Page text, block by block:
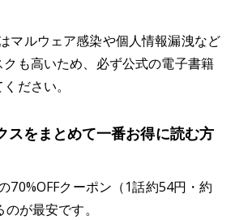
マルウェア感染や個人情報漏洩など
も高いため、必ず公式の電子書籍
ださい。
スをまとめて一番お得に読む方
70%OFFクーポン（1話約54円・約
が最安です。